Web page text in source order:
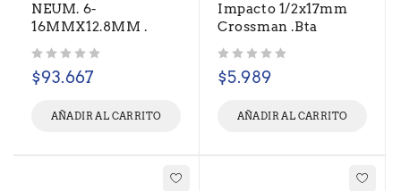
NEUM. 6-
16MMX12.8MM .
$93.667
AÑADIR AL CARRITO
Impacto 1/2x17mm
Crossman .Bta
$5.989
AÑADIR AL CARRITO